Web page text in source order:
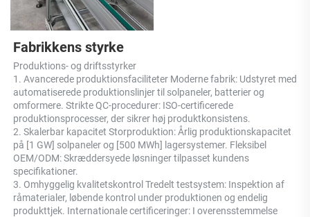
Fabrikkens styrke
Produktions- og driftsstyrker
1. Avancerede produktionsfaciliteter Moderne fabrik: Udstyret med
automatiserede produktionslinjer til solpaneler, batterier og
omformere. Strikte QC-procedurer: ISO-certificerede
produktionsprocesser, der sikrer høj produktkonsistens.
2. Skalerbar kapacitet Storproduktion: Årlig produktionskapacitet
på [1 GW] solpaneler og [500 MWh] lagersystemer. Fleksibel
OEM/ODM: Skræddersyede løsninger tilpasset kundens
specifikationer.
3. Omhyggelig kvalitetskontrol Tredelt testsystem: Inspektion af
råmaterialer, løbende kontrol under produktionen og endelig
produkttjek. Internationale certificeringer: I overensstemmelse